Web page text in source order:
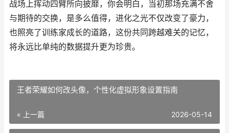
战场上挥动四臂所向披靡，你会明白，当初那场充满不舍
与期待的交换，是多么值得，进化之光不仅改变了豪力，
也照亮了训练家成长的道路，这份共同跨越难关的记忆，
将永远比单纯的数据提升更为珍贵。
王者荣耀如何改头像，个性化虚拟形象设置指南
« 上一篇 2026-05-14